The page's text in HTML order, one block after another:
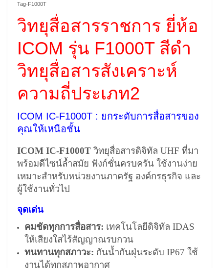
Tag-F1000T
วิทยุสื่อสารราชการ ยี่ห้อ
ICOM รุ่น F1000T สีดำ
วิทยุสื่อสารสังเคราะห์
ความถี่ประเภท2
ICOM IC-F1000T : ยกระดับการสื่อสารของ
คุณให้เหนือชั้น
ICOM IC-F1000T วิทยุสื่อสารดิจิทัล UHF ที่มา
พร้อมดีไซน์ล้ำสมัย ฟังก์ชั่นครบครัน ใช้งานง่าย
เหมาะสำหรับหน่วยงานภาครัฐ องค์กรธุรกิจ และ
ผู้ใช้งานทั่วไป
จุดเด่น
คมชัดทุกการสื่อสาร: เทคโนโลยีดิจิทัล IDAS
ให้เสียงใสไร้สัญญาณรบกวน
ทนทานทุกสภาวะ: กันน้ำกันฝุ่นระดับ IP67 ใช้
งานได้ทุกสภาพอากาศ